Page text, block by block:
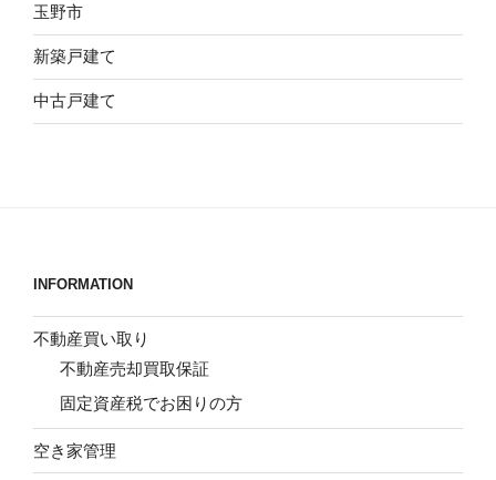
玉野市
新築戸建て
中古戸建て
INFORMATION
不動産買い取り
不動産売却買取保証
固定資産税でお困りの方
空き家管理